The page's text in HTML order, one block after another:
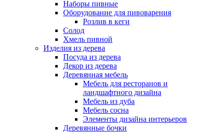
Наборы пивные
Оборудование для пивоварения
Розлив в кеги
Солод
Хмель пивной
Изделия из дерева
Посуда из дерева
Декор из дерева
Деревянная мебель
Мебель для ресторанов и
ландшафтного дизайна
Мебель из дуба
Мебель сосна
Элементы дизайна интерьеров
Деревянные бочки